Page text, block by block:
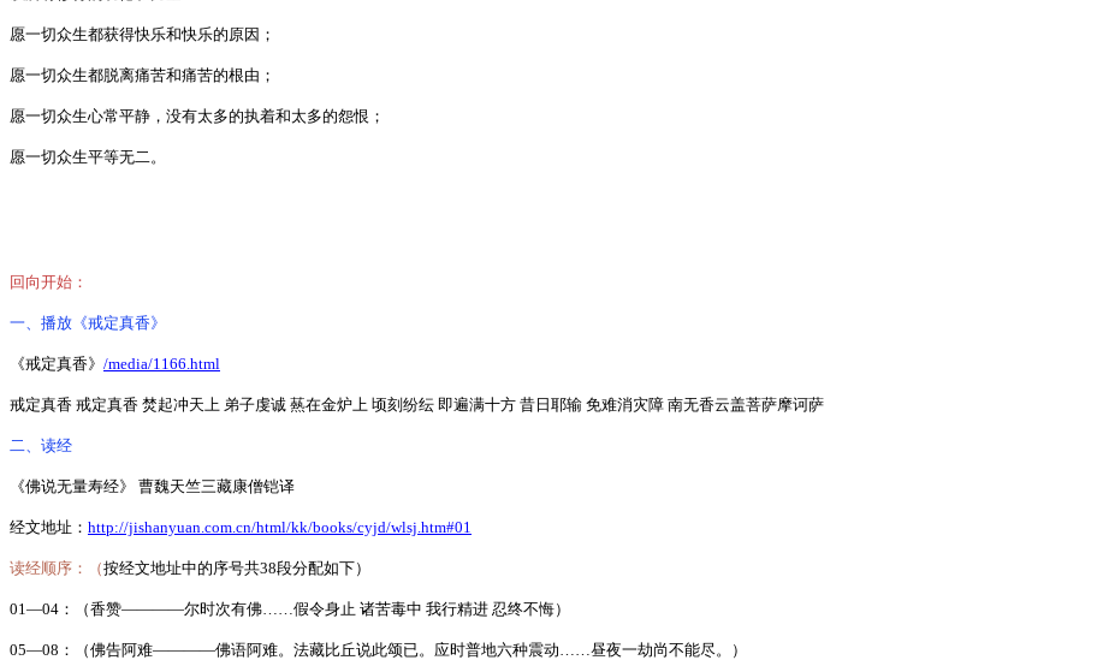
愿一切众生都获得快乐和快乐的原因；
愿一切众生都脱离痛苦和痛苦的根由；
愿一切众生心常平静，没有太多的执着和太多的怨恨；
愿一切众生平等无二。
回向开始：
一、播放《戒定真香》
《戒定真香》 /media/1166.html
戒定真香 戒定真香 焚起冲天上 弟子虔诚 爇在金炉上 顷刻纷纭 即遍满十方 昔日耶输 免难消灾障 南无香云盖菩萨摩诃萨
二、读经
《佛说无量寿经》 曹魏天竺三藏康僧铠译
经文地址： http://jishanyuan.com.cn/html/kk/books/cyjd/wlsj.htm#01
读经顺序：（按经文地址中的序号共38段分配如下）
01—04 ：（香赞————尔时次有佛 假令身止 诸苦毒中 我行精进 忍终不悔）
05—08 ：（佛告阿难————佛语阿难。法藏比丘说此颂已。应时普地六种震动 昼夜一劫尚不能尽。）